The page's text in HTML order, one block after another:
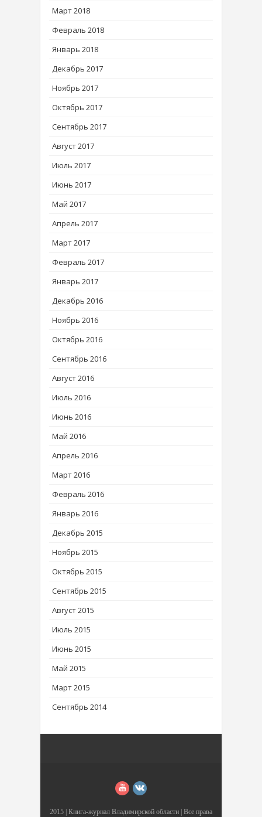
Март 2018
Февраль 2018
Январь 2018
Декабрь 2017
Ноябрь 2017
Октябрь 2017
Сентябрь 2017
Август 2017
Июль 2017
Июнь 2017
Май 2017
Апрель 2017
Март 2017
Февраль 2017
Январь 2017
Декабрь 2016
Ноябрь 2016
Октябрь 2016
Сентябрь 2016
Август 2016
Июль 2016
Июнь 2016
Май 2016
Апрель 2016
Март 2016
Февраль 2016
Январь 2016
Декабрь 2015
Ноябрь 2015
Октябрь 2015
Сентябрь 2015
Август 2015
Июль 2015
Июнь 2015
Май 2015
Март 2015
Сентябрь 2014
2015 | Книга-журнал Владимирской области | Все права